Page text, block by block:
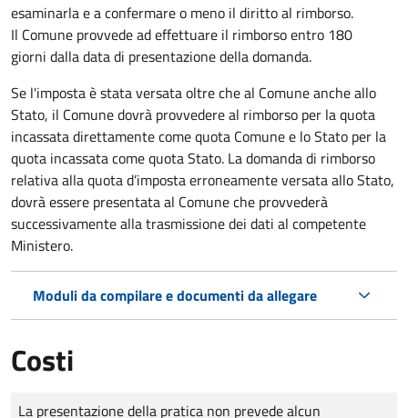
esaminarla e a confermare o meno il diritto al rimborso.
Il Comune provvede ad effettuare il rimborso entro 180
giorni dalla data di presentazione della domanda.
Se l'imposta è stata versata oltre che al Comune anche allo
Stato, il Comune dovrà provvedere al rimborso per la quota
incassata direttamente come quota Comune e lo Stato per la
quota incassata come quota Stato. La domanda di rimborso
relativa alla quota d’imposta erroneamente versata allo Stato,
dovrà essere presentata al Comune che provvederà
successivamente alla trasmissione dei dati al competente
Ministero.
Moduli da compilare e documenti da allegare
Costi
Tipo di pagamento
Importo
La presentazione della pratica non prevede alcun